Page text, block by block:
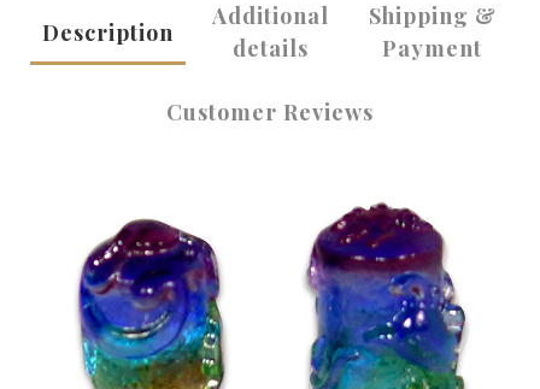
Description
Additional
details
Shipping &
Payment
Customer Reviews